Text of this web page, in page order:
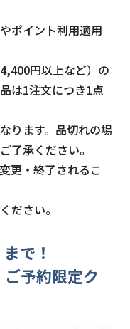
ポイント利用適用
円以上など）の
は1注文につき1点
ります。品切れの場
了承ください。
更・終了されるこ
ださい。
で！
予約限定ク